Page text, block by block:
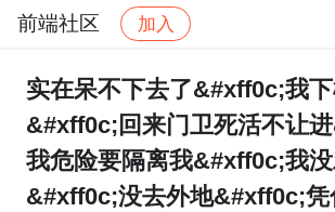
前端社区 加入
社区 前端社区 感慨 帖子详
实在呆不下去了&#xff0c;我
&#xff0c;回来门卫死活不让
我危险要隔离我&#xff0c;我
&#xff0c;没去外地&#xff0c;凭